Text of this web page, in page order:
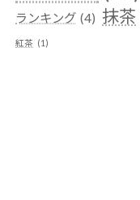
ランキング (4) 抹茶
紅茶 (1)